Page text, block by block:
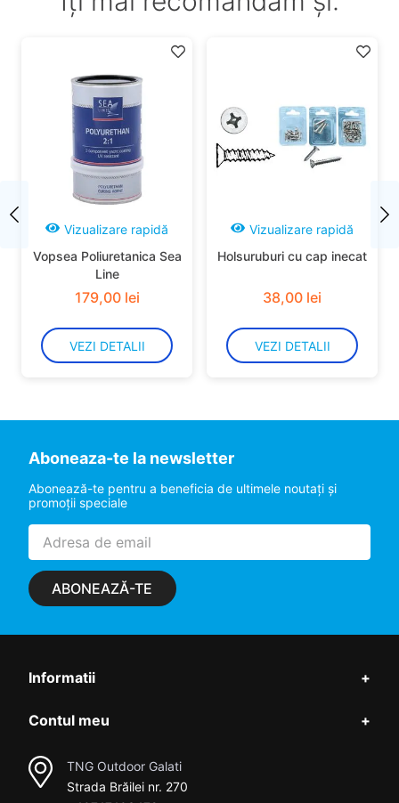
Vizualizare rapidă
Vopsea Poliuretanica Sea
Line
179,00 lei
VEZI DETALII
Vizualizare rapidă
Holsuruburi cu cap inecat
38,00 lei
VEZI DETALII
Aboneaza-te la newsletter
Abonează-te pentru a beneficia de ultimele noutaţi şi
promoţii speciale
ABONEAZĂ-TE
Informatii +
Contul meu +
TNG Outdoor Galati
Strada Brăilei nr. 270